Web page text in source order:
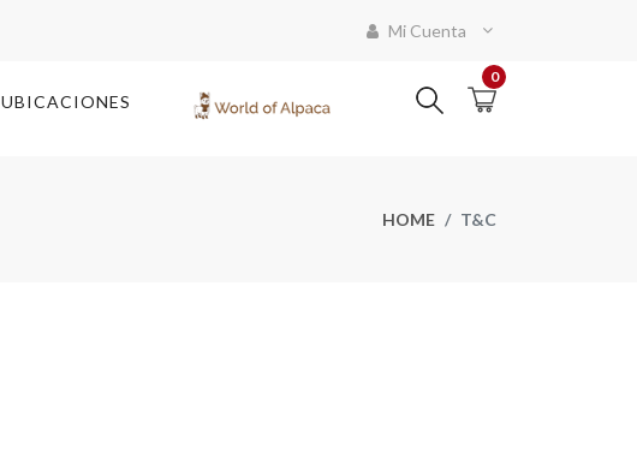
Mi Cuenta
UBICACIONES
0
HOME T&C